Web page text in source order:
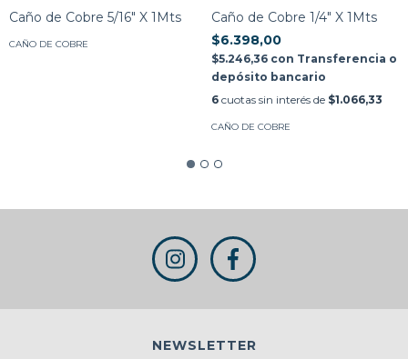
Caño de Cobre 5/16" X 1Mts
CAÑO DE COBRE
Caño de Cobre 1/4" X 1Mts
$6.398,00
$5.246,36 con Transferencia o
depósito bancario
6cuotas sin interés de $1.066,33
CAÑO DE COBRE
NEWSLETTER